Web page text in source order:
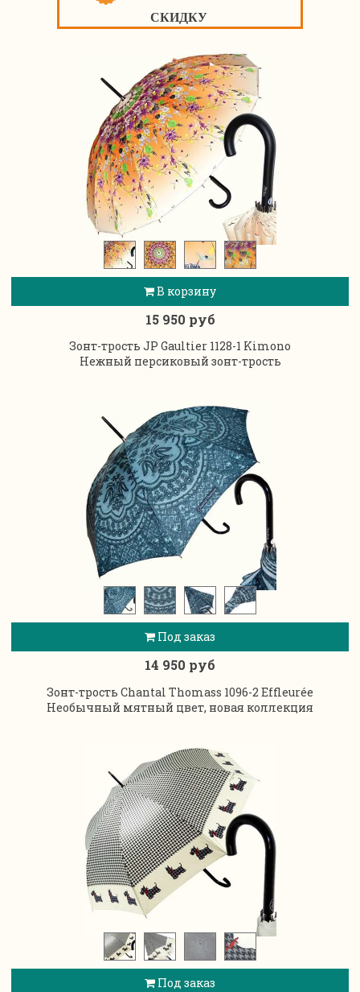
СКИДКУ
В корзину
15 950 руб
Зонт-трость JP Gaultier 1128-1 Kimono
Нежный персиковый зонт-трость
Под заказ
14 950 руб
Зонт-трость Chantal Thomass 1096-2 Effleurée
Необычный мятный цвет, новая коллекция
Под заказ